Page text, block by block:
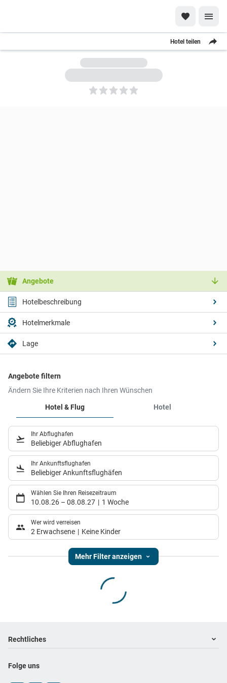
Hotel teilen
5
Angebote
Hotelbeschreibung
Hotelmerkmale
Lage
Angebote filtern
Ändern Sie Ihre Kriterien nach Ihren Wünschen
Hotel & Flug
Hotel
Ihr Abflughafen
Beliebiger Abflughafen
Ihr Ankunftsflughafen
Beliebiger Ankunftsflughäfen
Wählen Sie Ihren Reisezeitraum
10.08.26 – 08.08.27 1 Woche
Wer wird verreisen
2 Erwachsene Keine Kinder
Mehr Filter anzeigen
Footer navigation
Rechtliches
Folge uns